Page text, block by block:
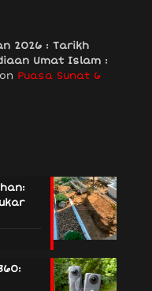
2026 : Tarikh
Umat Islam :
Puasa Sunat 6